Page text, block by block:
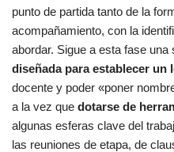
punto de partida tanto de la
acompañamiento, con la
abordar. Sigue a esta fase una
diseñada para establecer un
docente y poder «poner
a la vez que dotarse de
algunas esferas clave del
las reuniones de etapa, de